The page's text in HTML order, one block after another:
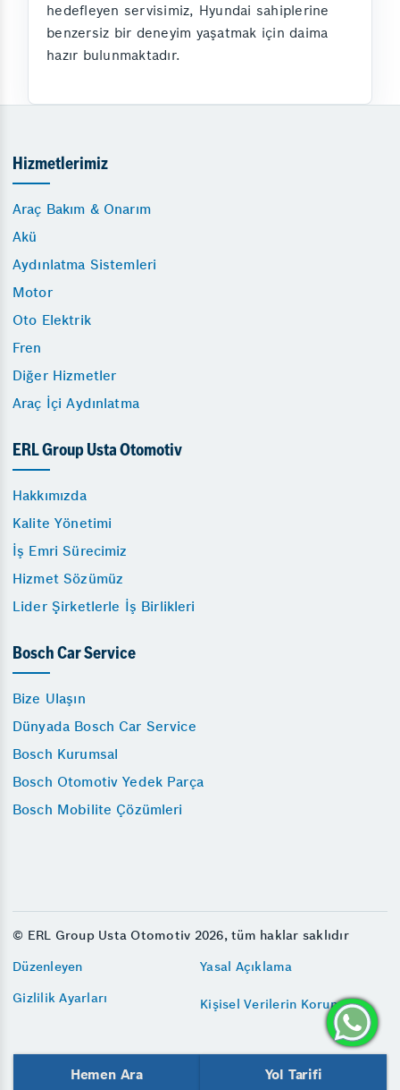
hedefleyen servisimiz, Hyundai sahiplerine
benzersiz bir deneyim yaşatmak için daima
hazır bulunmaktadır.
Hizmetlerimiz
Araç Bakım & Onarım
Akü
Aydınlatma Sistemleri
Motor
Oto Elektrik
Fren
Diğer Hizmetler
Araç İçi Aydınlatma
ERL Group Usta Otomotiv
Hakkımızda
Kalite Yönetimi
İş Emri Sürecimiz
Hizmet Sözümüz
Lider Şirketlerle İş Birlikleri
Bosch Car Service
Bize Ulaşın
Dünyada Bosch Car Service
Bosch Kurumsal
Bosch Otomotiv Yedek Parça
Bosch Mobilite Çözümleri
© ERL Group Usta Otomotiv 2026, tüm haklar saklıdır
Düzenleyen
Yasal Açıklama
Gizlilik Ayarları
Kişisel Verilerin Korunması
Hemen Ara Yol Tarifi